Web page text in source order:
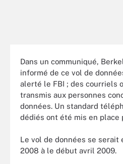
Dans un communiqué,
informé de ce vol de
alerté le FBI ; des courriels
transmis aux personnes
données. Un standard
dédiés ont été mis en place
Le vol de données se
2008 à le début avril 2009.